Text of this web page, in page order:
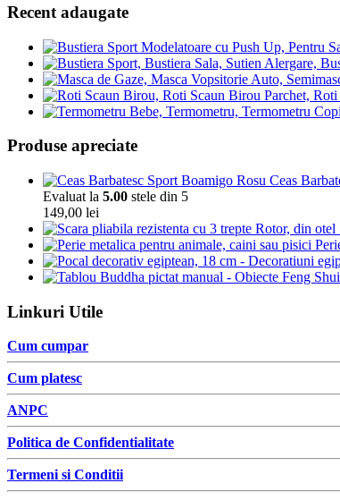
Recent adaugate
Produse apreciate
Ceas
Evaluat la 5.00 stele din 5
149,00 lei
Linkuri Utile
Cum cumpar
Cum platesc
ANPC
Politica de Confidentialitate
Termeni si Conditii